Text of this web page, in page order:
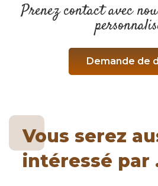
Prenez contact avec
Demande de
Vous serez
intéressé par